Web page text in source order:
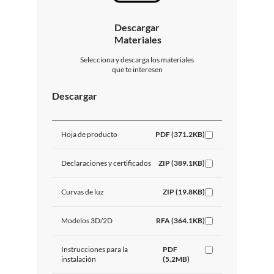
Descargar
Materiales
Selecciona y descarga los materiales
que te interesen
Descargar
Hoja de producto PDF (371.2KB)
Declaraciones y certificados ZIP (389.1KB)
Curvas de luz ZIP (19.8KB)
Modelos 3D/2D RFA (364.1KB)
Instrucciones para la
instalación
PDF
(5.2MB)